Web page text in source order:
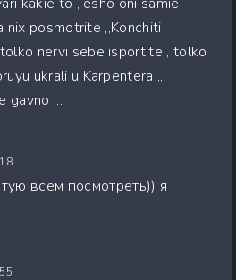
nix posmotrite ,,Konchiti
nervi sebe isportite , tolko
ukrali u Karpentera ,,
gavno ...
всем посмотреть)) я